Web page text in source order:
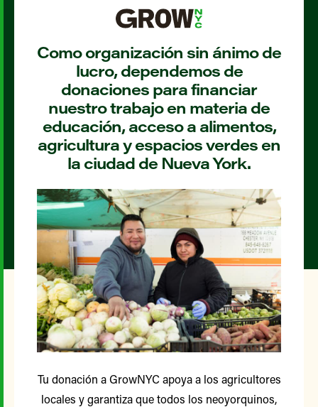
Como organización sin ánimo de
lucro, dependemos de
donaciones para financiar
nuestro trabajo en materia de
educación, acceso a alimentos,
agricultura y espacios verdes en
la ciudad de Nueva York.
Tu donación a GrowNYC apoya a los agricultores
locales y garantiza que todos los neoyorquinos,